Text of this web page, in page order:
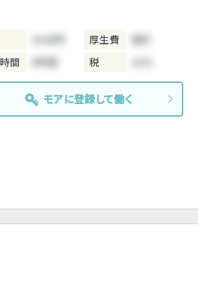
3500円 厚生費
無料
間
5時間 税
モアに登録して働く